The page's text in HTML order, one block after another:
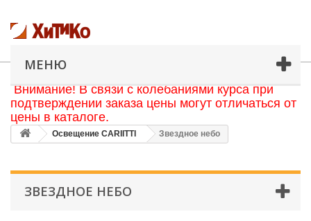
МЕНЮ
Внимание! В связи с колебаниями курса при
подтверждении заказа цены могут отличаться от
цены в каталоге.
Освещение CARIITTI Звездное небо
ЗВЕЗДНОЕ НЕБО